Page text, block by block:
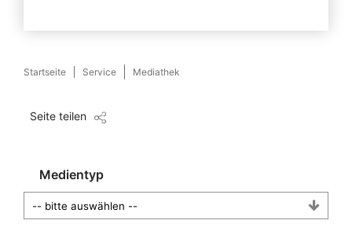
Startseite Service Mediathek
Seite teilen
Medientyp